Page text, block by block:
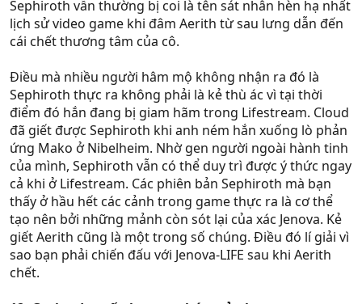
Sephiroth vẫn thường bị coi là tên sát nhân hèn hạ nhất
lịch sử video game khi đâm Aerith từ sau lưng dẫn đến
cái chết thương tâm của cô.
Điều mà nhiều người hâm mộ không nhận ra đó là
Sephiroth thực ra không phải là kẻ thù ác vì tại thời
điểm đó hắn đang bị giam hãm trong Lifestream. Cloud
đã giết được Sephiroth khi anh ném hắn xuống lò phản
ứng Mako ở Nibelheim. Nhờ gen người ngoài hành tinh
của mình, Sephiroth vẫn có thể duy trì được ý thức ngay
cả khi ở Lifestream. Các phiên bản Sephiroth mà bạn
thấy ở hầu hết các cảnh trong game thực ra là cơ thể
tạo nên bởi những mảnh còn sót lại của xác Jenova. Kẻ
giết Aerith cũng là một trong số chúng. Điều đó lí giải vì
sao bạn phải chiến đấu với Jenova-LIFE sau khi Aerith
chết.